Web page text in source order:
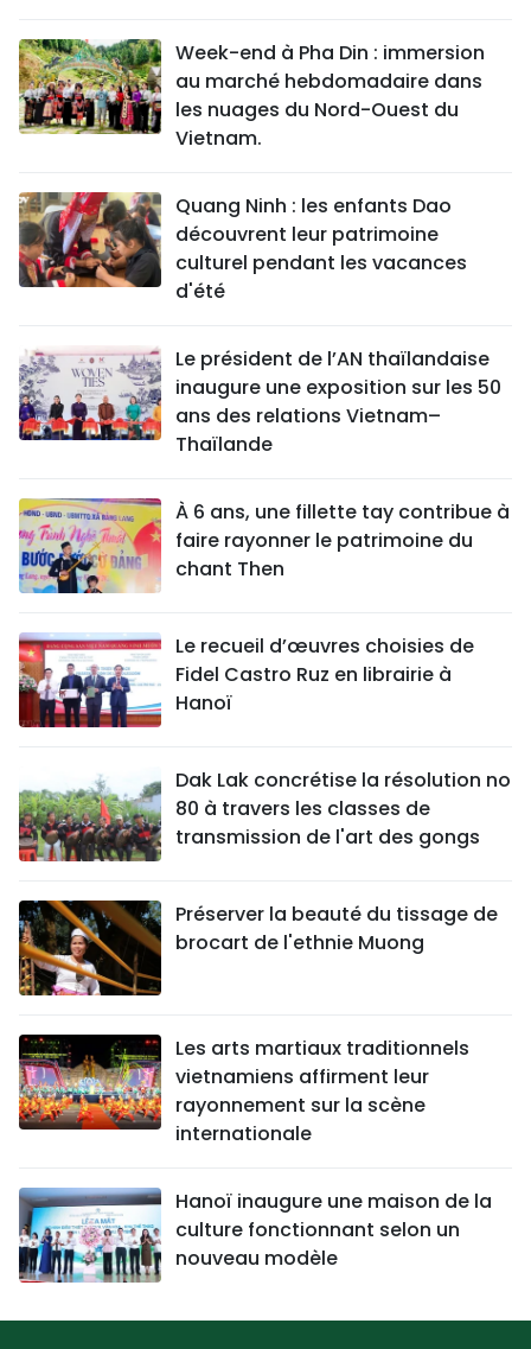
Week-end à Pha Din : immersion
au marché hebdomadaire dans
les nuages du Nord-Ouest du
Vietnam.
Quang Ninh : les enfants Dao
découvrent leur patrimoine
culturel pendant les vacances
d'été
Le président de l’AN thaïlandaise
inaugure une exposition sur les 50
ans des relations Vietnam–
Thaïlande
À 6 ans, une fillette tay contribue à
faire rayonner le patrimoine du
chant Then
Le recueil d’œuvres choisies de
Fidel Castro Ruz en librairie à
Hanoï
Dak Lak concrétise la résolution no
80 à travers les classes de
transmission de l'art des gongs
Préserver la beauté du tissage de
brocart de l'ethnie Muong
Les arts martiaux traditionnels
vietnamiens affirment leur
rayonnement sur la scène
internationale
Hanoï inaugure une maison de la
culture fonctionnant selon un
nouveau modèle